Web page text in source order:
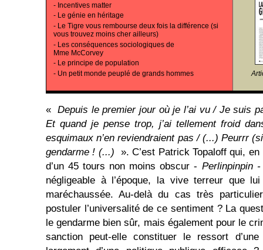
- Incentives matter
- Le génie en héritage
- Le Tigre vous rembourse deux fois la différence (si
vous trouvez moins cher ailleurs)
- Les conséquences sociologiques de
Mme McCorvey
- Le principe de population
- Un petit monde peuplé de grands hommes
« Depuis le premier jour où je l’ai vu / Je suis
Et quand je pense trop, j’ai tellement froid
esquimaux n’en reviendraient pas / (...) Peurrr
gendarme ! (...)
». C’est Patrick Topaloff qui,
d’un 45 tours non moins obscur - Perlinpinpin -
négligeable à l’époque, la vive terreur que
maréchaussée. Au-delà du cas très
postuler l’universalité de ce sentiment ? La
le gendarme bien sûr, mais également pour le
sanction peut-elle constituer le ressort